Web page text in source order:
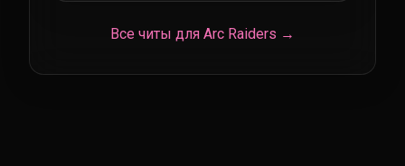
Все читы для Arc Raiders →